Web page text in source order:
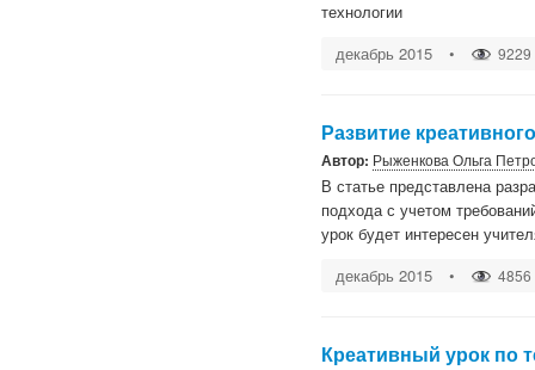
технологии
декабрь 2015 • 9229
Развитие
Автор: Рыженкова Ольга
В статье представлена
подхода с учетом
урок будет интересен
декабрь 2015 • 4856
Креативный урок по